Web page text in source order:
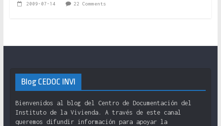
2009-07-14 22 Comments
Blog CEDOC INVI
Bienvenidos al blog del Centro de Documentación del
Instituto de la Vivienda. A través de este canal
queremos difundir información para apoyar la